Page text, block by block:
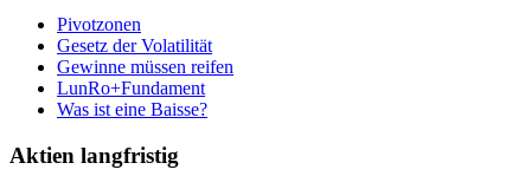
Pivotzonen
Gesetz der Volatilität
Gewinne müssen reifen
LunRo+Fundament
Was ist eine Baisse?
Aktien langfristig